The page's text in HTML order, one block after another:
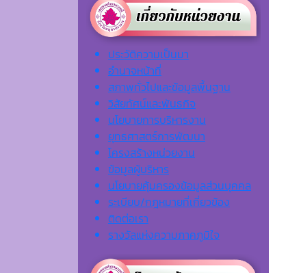
ประวัติความเป็นมา
อำนาจหน้าที่
สภาพทั่วไปและข้อมูลพื้นฐาน
วิสัยทัศน์และพันธกิจ
นโยบายการบริหารงาน
ยุทธศาสตร์การพัฒนา
โครงสร้างหน่วยงาน
ข้อมูลผู้บริหาร
นโยบายคุ้มครองข้อมูลส่วนบุคคล
ระเบียบ/กฎหมายที่เกี่ยวข้อง
ติดต่อเรา
รางวัลแห่งความภาคภูมิใจ